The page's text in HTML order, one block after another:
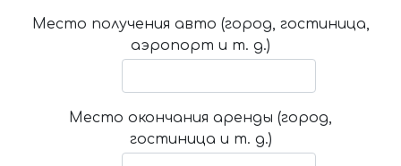
Место получения авто (город, гостиница,
аэропорт и т. д.)
Место окончания аренды (город,
гостиница и т. д.)